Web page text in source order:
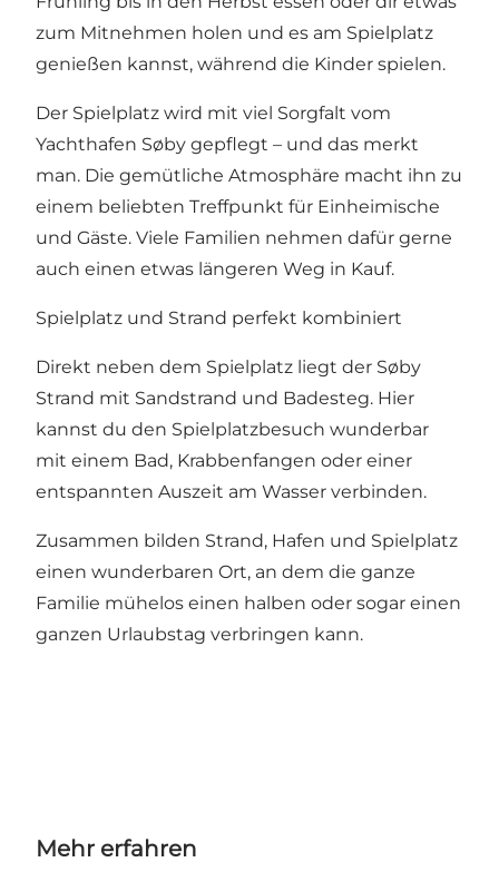
zum Mitnehmen holen und es am Spielplatz
genießen kannst, während die Kinder spielen.
Der Spielplatz wird mit viel Sorgfalt vom
Yachthafen Søby gepflegt – und das merkt
man. Die gemütliche Atmosphäre macht ihn zu
einem beliebten Treffpunkt für Einheimische
und Gäste. Viele Familien nehmen dafür gerne
auch einen etwas längeren Weg in Kauf.
Spielplatz und Strand perfekt kombiniert
Direkt neben dem Spielplatz liegt der Søby
Strand mit Sandstrand und Badesteg. Hier
kannst du den Spielplatzbesuch wunderbar
mit einem Bad, Krabbenfangen oder einer
entspannten Auszeit am Wasser verbinden.
Zusammen bilden Strand, Hafen und Spielplatz
einen wunderbaren Ort, an dem die ganze
Familie mühelos einen halben oder sogar einen
ganzen Urlaubstag verbringen kann.
Mehr erfahren